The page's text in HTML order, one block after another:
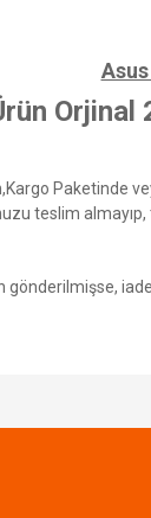
Orjinal
Paketinde
teslim almayıp,
gönderilmişse,